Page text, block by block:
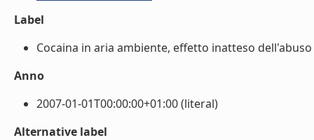
Label
Cocaina in aria ambiente, effetto inatteso
Anno
2007-01-01T00:00:00+01:00 (literal)
Alternative label